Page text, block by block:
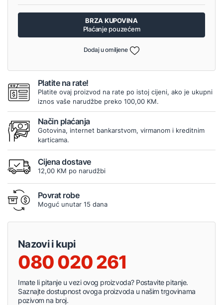
BRZA KUPOVINA
Plaćanje pouzećem
Dodaj u omiljene
Platite na rate!
Platite ovaj proizvod na rate po istoj cijeni, ako je ukupni
iznos vaše narudžbe preko 100,00 KM.
Način plaćanja
Gotovina, internet bankarstvom, virmanom i kreditnim
karticama.
Cijena dostave
12,00 KM po narudžbi
Povrat robe
Moguć unutar 15 dana
Nazovi i kupi
080 020 261
Imate li pitanje u vezi ovog proizvoda? Postavite pitanje.
Saznajte dostupnost ovoga proizvoda u našim trgovinama
pozivom na broj.